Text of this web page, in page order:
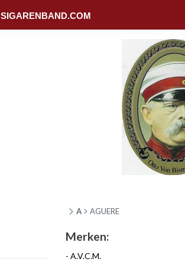
SIGARENBAND.COM
A AGUERE
Merken:
A.V.C.M.